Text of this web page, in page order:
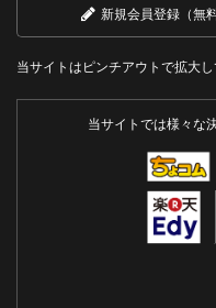
新規会員登録（無料
当サイトはピンチアウトで拡大し
当サイトでは様々な